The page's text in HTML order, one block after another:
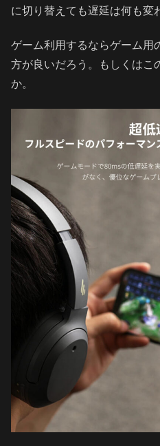
に切り替えても遅延は何も変
ゲーム利用するならゲーム用
方が良いだろう。もしくはこ
か。